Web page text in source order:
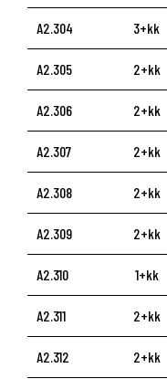
A2.304 3+kk
A2.305 2+kk
A2.306 2+kk
A2.307 2+kk
A2.308 2+kk
A2.309 2+kk
A2.310 1+kk
A2.311 2+kk
A2.312 2+kk